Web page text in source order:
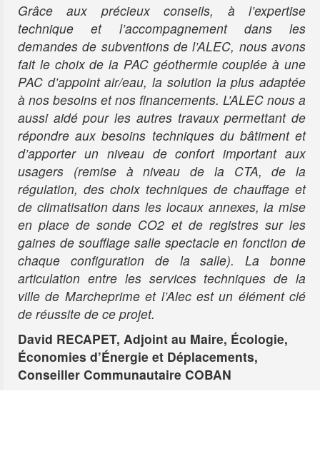
Grâce aux précieux conseils, à l’expertise
technique et l’accompagnement dans les
demandes de subventions de l’ALEC, nous avons
fait le choix de la PAC géothermie couplée à une
PAC d’appoint air/eau, la solution la plus adaptée
à nos besoins et nos financements. L’ALEC nous a
aussi aidé pour les autres travaux permettant de
répondre aux besoins techniques du bâtiment et
d’apporter un niveau de confort important aux
usagers (remise à niveau de la CTA, de la
régulation, des choix techniques de chauffage et
de climatisation dans les locaux annexes, la mise
en place de sonde CO2 et de registres sur les
gaines de soufflage salle spectacle en fonction de
chaque configuration de la salle). La bonne
articulation entre les services techniques de la
ville de Marcheprime et l’Alec est un élément clé
de réussite de ce projet.
David RECAPET, Adjoint au Maire, Écologie,
Économies d’Énergie et Déplacements,
Conseiller Communautaire COBAN